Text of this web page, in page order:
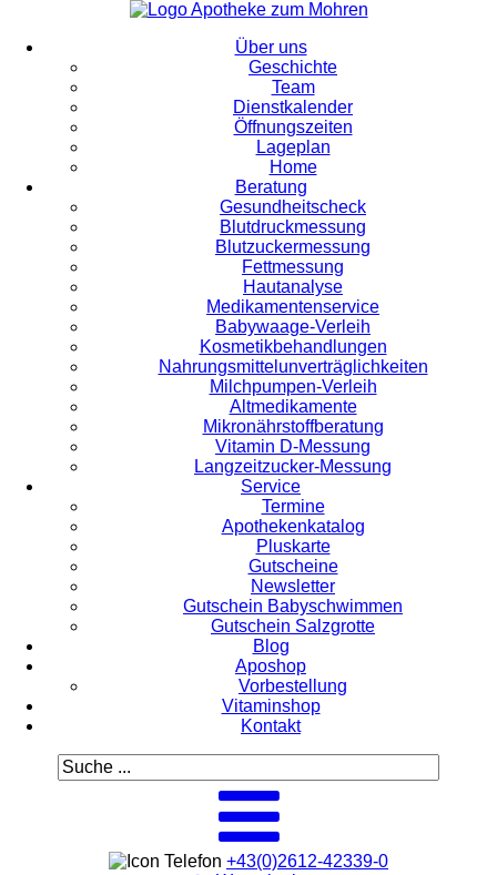
Über uns
Geschichte
Team
Dienstkalender
Öffnungszeiten
Lageplan
Home
Beratung
Gesundheitscheck
Blutdruckmessung
Blutzuckermessung
Fettmessung
Hautanalyse
Medikamentenservice
Babywaage-Verleih
Kosmetikbehandlungen
Nahrungsmittelunverträglichkeiten
Milchpumpen-Verleih
Altmedikamente
Mikronährstoffberatung
Vitamin D-Messung
Langzeitzucker-Messung
Service
Termine
Apothekenkatalog
Pluskarte
Gutscheine
Newsletter
Gutschein Babyschwimmen
Gutschein Salzgrotte
Blog
Aposhop
Vorbestellung
Vitaminshop
Kontakt
+43(0)2612-42339-0